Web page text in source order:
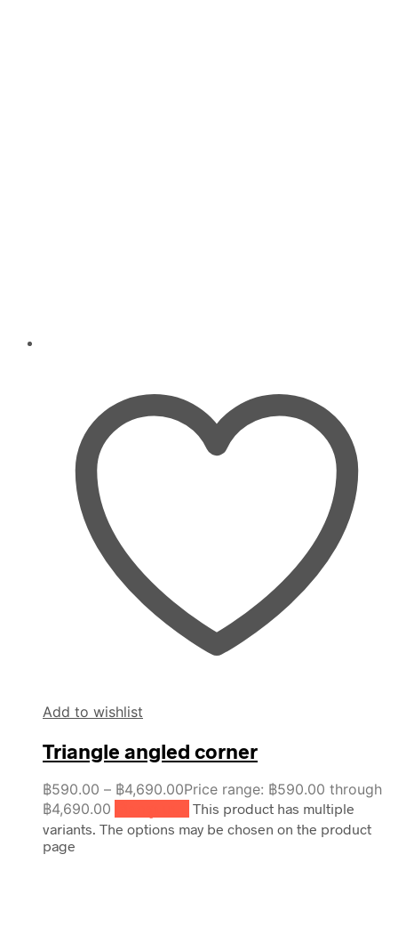
Add to wishlist
Triangle angled corner
฿590.00 – ฿4,690.00Price range: ฿590.00 through
฿4,690.00
This product has multiple
variants. The options may be chosen on the product
page